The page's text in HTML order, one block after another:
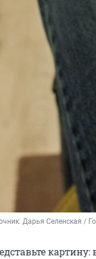
Дарья Селенская /
картину: